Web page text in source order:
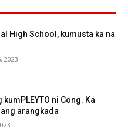
High School, kumusta ka na
2023
ni Cong. Ka
arangkada